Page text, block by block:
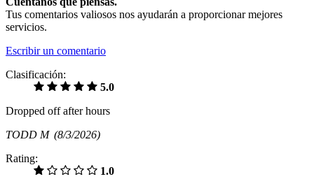
Tus comentarios valiosos nos ayudarán a proporcionar mejores
servicios.
Escribir un comentario
Clasificación:
5.0
Dropped off after hours
TODD M (8/3/2026)
Rating:
1.0